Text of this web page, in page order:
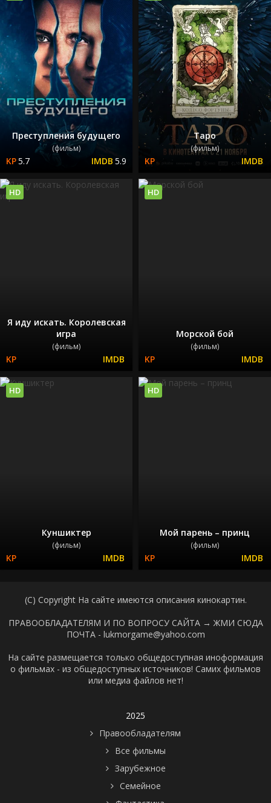
Преступления будущего
(фильм)
5.7 5.9
Таро
(фильм)
Я иду искать. Королевская
игра
(фильм)
HD
Морской бой
(фильм)
HD
Куншиктер
(фильм)
HD
Мой парень – принц
(фильм)
HD
(C) Copyright На сайте имеются описания кинокартин.
ПРАВООБЛАДАТЕЛЯМ И ПО ВОПРОСУ САЙТА → ЖМИ СЮДА
ПОЧТА - lukmorgame@yahoo.com
На сайте размещается только общедоступная иноформация
о фильмах - из общедоступных источников! Самих фильмов
или медиа файлов нет!
2025
Правообладателям
Все фильмы
Зарубежное
Семейное